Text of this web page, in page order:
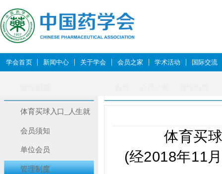
学会首页 新闻中心 关于学会 会员之家 学术活动 国际交流
体育买球入口_人生就
是搏,会讯
会员须知
单位会员
管理制度
体育买
(经2018年11